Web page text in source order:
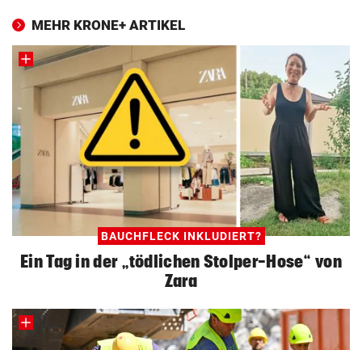
MEHR KRONE+ ARTIKEL
BAUCHFLECK INKLUDIERT?
Ein Tag in der „tödlichen Stolper-Hose“ von
Zara